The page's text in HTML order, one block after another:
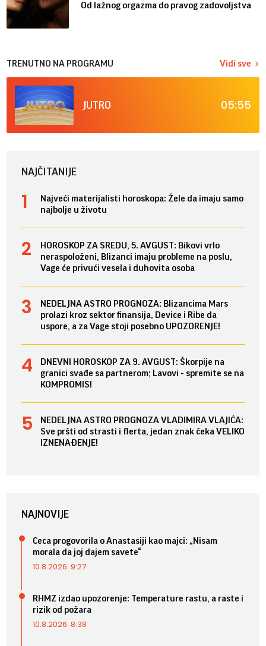
Od lažnog orgazma do pravog zadovoljstva
TRENUTNO NA PROGRAMU Vidi sve
JUTRO 05:55
NAJČITANIJE
Najveći materijalisti horoskopa: Žele da imaju samo
najbolje u životu
HOROSKOP ZA SREDU, 5. AVGUST: Bikovi vrlo
neraspoloženi, Blizanci imaju probleme na poslu,
Vage će privući vesela i duhovita osoba
NEDELJNA ASTRO PROGNOZA: Blizancima Mars
prolazi kroz sektor finansija, Device i Ribe da
uspore, a za Vage stoji posebno UPOZORENJE!
DNEVNI HOROSKOP ZA 9. AVGUST: Škorpije na
granici svađe sa partnerom; Lavovi - spremite se na
KOMPROMIS!
NEDELJNA ASTRO PROGNOZA VLADIMIRA VLAJIĆA:
Sve pršti od strasti i flerta, jedan znak čeka VELIKO
IZNENAĐENJE!
NAJNOVIJE
Ceca progovorila o Anastasiji kao majci: „Nisam
morala da joj dajem savete“
10.8.2026. 9:27
RHMZ izdao upozorenje: Temperature rastu, a raste i
rizik od požara
10.8.2026. 8:38